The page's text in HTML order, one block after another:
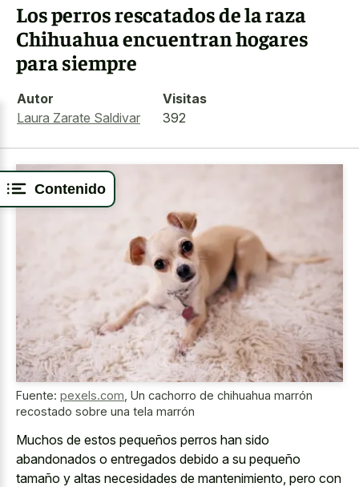
Contenido
Los perros rescatados de la raza
Chihuahua encuentran hogares
para siempre
Autor
Laura Zarate Saldivar
Visitas
392
Fuente: pexels.com Un cachorro de chihuahua marrón
recostado sobre una tela marrón
Muchos de estos pequeños perros han sido
abandonados o entregados debido a su pequeño
tamaño y altas necesidades de mantenimiento, pero con